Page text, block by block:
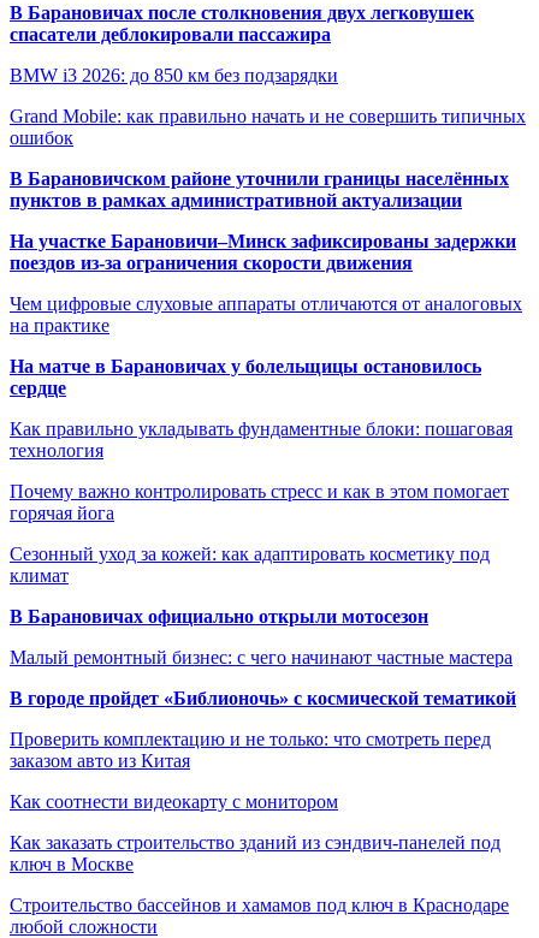
В Барановичах после столкновения двух легковушек
спасатели деблокировали пассажира
BMW i3 2026: до 850 км без подзарядки
Grand Mobile: как правильно начать и не совершить типичных
ошибок
В Барановичском районе уточнили границы населённых
пунктов в рамках административной актуализации
На участке Барановичи–Минск зафиксированы задержки
поездов из-за ограничения скорости движения
Чем цифровые слуховые аппараты отличаются от аналоговых
на практике
На матче в Барановичах у болельщицы остановилось
сердце
Как правильно укладывать фундаментные блоки: пошаговая
технология
Почему важно контролировать стресс и как в этом помогает
горячая йога
Сезонный уход за кожей: как адаптировать косметику под
климат
В Барановичах официально открыли мотосезон
Малый ремонтный бизнес: с чего начинают частные мастера
В городе пройдет «Библионочь» с космической тематикой
Проверить комплектацию и не только: что смотреть перед
заказом авто из Китая
Как соотнести видеокарту с монитором
Как заказать строительство зданий из сэндвич-панелей под
ключ в Москве
Строительство бассейнов и хамамов под ключ в Краснодаре
любой сложности